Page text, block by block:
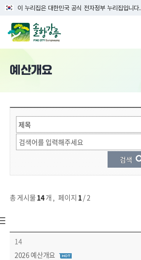
이 누리집은 대한민국 공식 전자정부 누리집입니다.
예산개요
총 게시물 14개 , 페이지 1/ 2
14
2026 예산개요